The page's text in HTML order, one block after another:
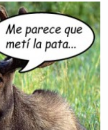
dados abaixo e
em contato